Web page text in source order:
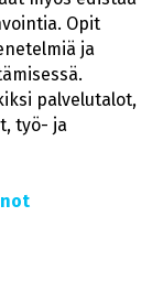
Opit
ja
palvelutalot,
työ- ja